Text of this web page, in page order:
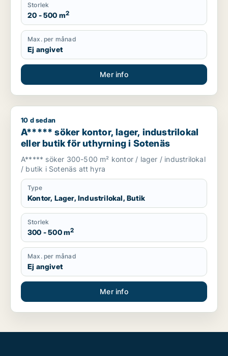
Storlek
20 - 500 m2
Max. per månad
Ej angivet
Mer info
A***** söker kontor, lager, industrilokal eller butik för
10 d sedan
A***** söker kontor, lager, industrilokal
eller butik för uthyrning i Sotenäs
A***** söker 300-500 m² kontor / lager / industrilokal
/ butik i Sotenäs att hyra
Type
Kontor, Lager, Industrilokal, Butik
Storlek
300 - 500 m2
Max. per månad
Ej angivet
Mer info